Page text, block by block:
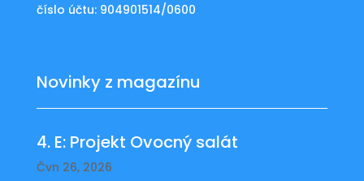
číslo účtu: 904901514/0600
Novinky z magazínu
4. E: Projekt Ovocný salát
Čvn 26, 2026